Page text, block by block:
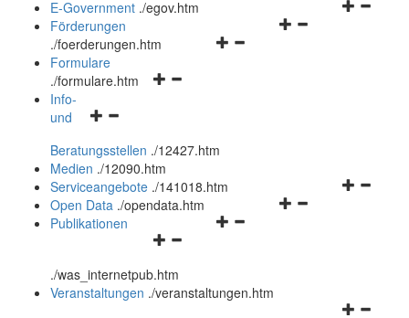
Navigationsmenü
E-Government ./egov.htm
Navigationsmenü
Förderungen
./foerderungen.htm
Navigationsmenü
Formulare
./formulare.htm
Navigationsmenü
und
schließen
Info-
und
Beratungsstellen ./12427.htm
Medien ./12090.htm
Navigationsmenü
Serviceangebote ./141018.htm
Navigationsmenü
Open Data ./opendata.htm
Navigationsmenü
und
schließen
Publikationen
./was_internetpub.htm
Veranstaltungen ./veranstaltungen.htm